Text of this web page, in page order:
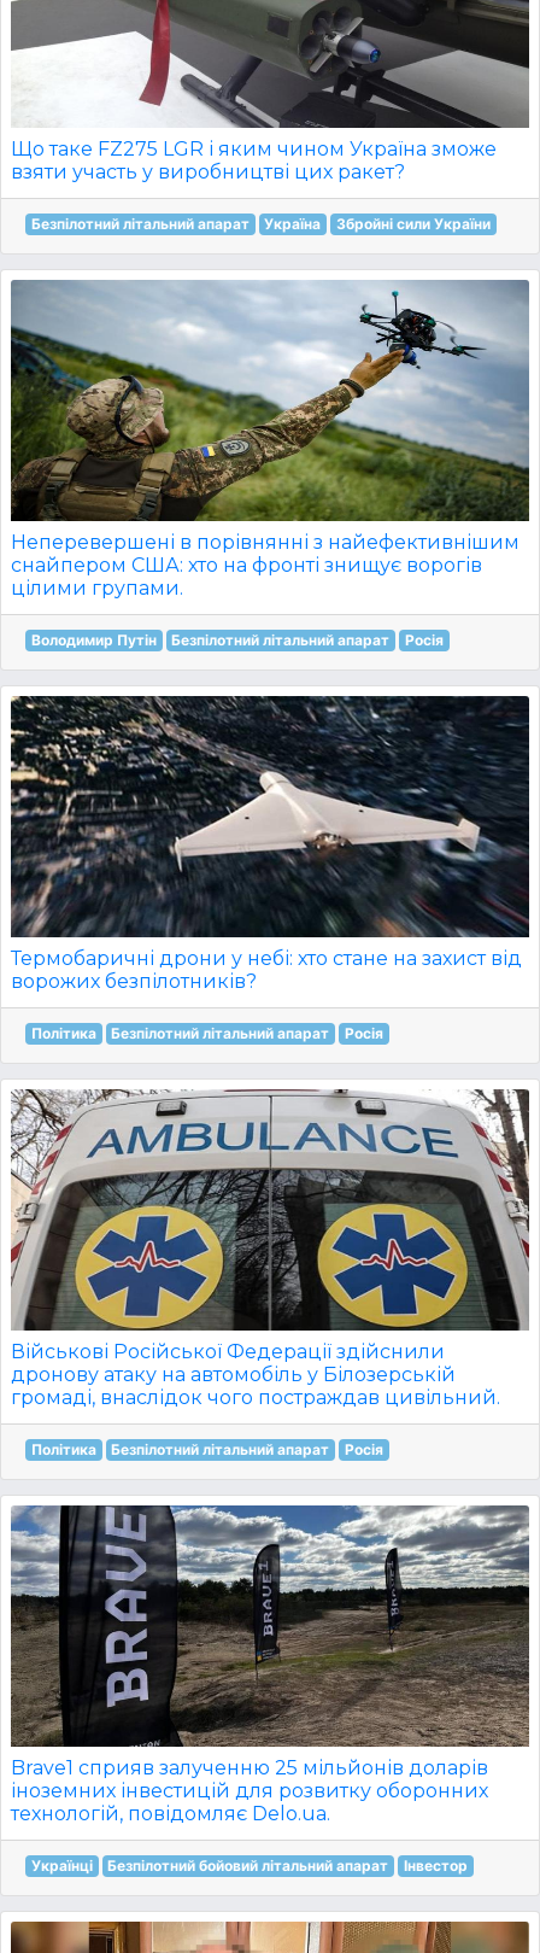
Що таке FZ275 LGR і яким чином Україна зможе
взяти участь у виробництві цих ракет?
Безпілотний літальний апарат Україна Збройні сили України
Неперевершені в порівнянні з найефективнішим
снайпером США: хто на фронті знищує ворогів
цілими групами.
Володимир Путін Безпілотний літальний апарат Росія
Термобаричні дрони у небі: хто стане на захист від
ворожих безпілотників?
Політика Безпілотний літальний апарат Росія
Військові Російської Федерації здійснили
дронову атаку на автомобіль у Білозерській
громаді, внаслідок чого постраждав цивільний.
Політика Безпілотний літальний апарат Росія
Brave1 сприяв залученню 25 мільйонів доларів
іноземних інвестицій для розвитку оборонних
технологій, повідомляє Delo.ua.
Українці Безпілотний бойовий літальний апарат Інвестор